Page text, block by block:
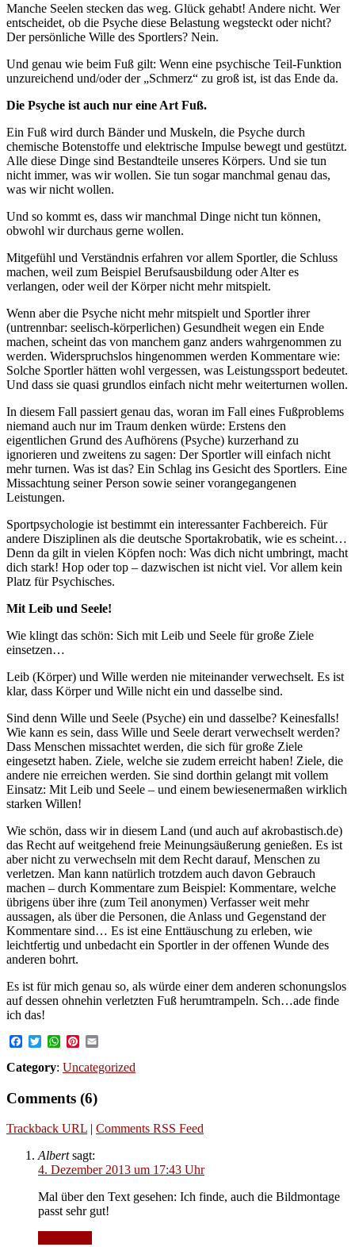
Manche Seelen stecken das weg. Glück gehabt! Andere nicht. Wer
entscheidet, ob die Psyche diese Belastung wegsteckt oder nicht?
Der persönliche Wille des Sportlers? Nein.
Und genau wie beim Fuß gilt: Wenn eine psychische Teil-Funktion
unzureichend und/oder der „Schmerz“ zu groß ist, ist das Ende da.
Die Psyche ist auch nur eine Art Fuß.
Ein Fuß wird durch Bänder und Muskeln, die Psyche durch
chemische Botenstoffe und elektrische Impulse bewegt und gestützt.
Alle diese Dinge sind Bestandteile unseres Körpers. Und sie tun
nicht immer, was wir wollen. Sie tun sogar manchmal genau das,
was wir nicht wollen.
Und so kommt es, dass wir manchmal Dinge nicht tun können,
obwohl wir durchaus gerne wollen.
Mitgefühl und Verständnis erfahren vor allem Sportler, die Schluss
machen, weil zum Beispiel Berufsausbildung oder Alter es
verlangen, oder weil der Körper nicht mehr mitspielt.
Wenn aber die Psyche nicht mehr mitspielt und Sportler ihrer
(untrennbar: seelisch-körperlichen) Gesundheit wegen ein Ende
machen, scheint das von manchem ganz anders wahrgenommen zu
werden. Widerspruchslos hingenommen werden Kommentare wie:
Solche Sportler hätten wohl vergessen, was Leistungssport bedeutet.
Und dass sie quasi grundlos einfach nicht mehr weiterturnen wollen.
In diesem Fall passiert genau das, woran im Fall eines Fußproblems
niemand auch nur im Traum denken würde: Erstens den
eigentlichen Grund des Aufhörens (Psyche) kurzerhand zu
ignorieren und zweitens zu sagen: Der Sportler will einfach nicht
mehr turnen. Was ist das? Ein Schlag ins Gesicht des Sportlers. Eine
Missachtung seiner Person sowie seiner vorangegangenen
Leistungen.
Sportpsychologie ist bestimmt ein interessanter Fachbereich. Für
andere Disziplinen als die deutsche Sportakrobatik, wie es scheint…
Denn da gilt in vielen Köpfen noch: Was dich nicht umbringt, macht
dich stark! Hop oder top – dazwischen ist nicht viel. Vor allem kein
Platz für Psychisches.
Mit Leib und Seele!
Wie klingt das schön: Sich mit Leib und Seele für große Ziele
einsetzen…
Leib (Körper) und Wille werden nie miteinander verwechselt. Es ist
klar, dass Körper und Wille nicht ein und dasselbe sind.
Sind denn Wille und Seele (Psyche) ein und dasselbe? Keinesfalls!
Wie kann es sein, dass Wille und Seele derart verwechselt werden?
Dass Menschen missachtet werden, die sich für große Ziele
eingesetzt haben. Ziele, welche sie zudem erreicht haben! Ziele, die
andere nie erreichen werden. Sie sind dorthin gelangt mit vollem
Einsatz: Mit Leib und Seele – und einem bewiesenermaßen wirklich
starken Willen!
Wie schön, dass wir in diesem Land (und auch auf akrobastisch.de)
das Recht auf weitgehend freie Meinungsäußerung genießen. Es ist
aber nicht zu verwechseln mit dem Recht darauf, Menschen zu
verletzen. Man kann natürlich trotzdem auch davon Gebrauch
machen – durch Kommentare zum Beispiel: Kommentare, welche
übrigens über ihre (zum Teil anonymen) Verfasser weit mehr
aussagen, als über die Personen, die Anlass und Gegenstand der
Kommentare sind… Es ist eine Enttäuschung zu erleben, wie
leichtfertig und unbedacht ein Sportler in der offenen Wunde des
anderen bohrt.
Es ist für mich genau so, als würde einer dem anderen schonungslos
auf dessen ohnehin verletzten Fuß herumtrampeln. Sch…ade finde
ich das!
Facebook
TwitterWhatsApp
Pinterest
Category: Uncategorized
Comments (6)
Trackback URL | Comments RSS Feed
Albert sagt:
4. Dezember 2013 um 17:43 Uhr
Mal über den Text gesehen: Ich finde, auch die Bildmontage
passt sehr gut!